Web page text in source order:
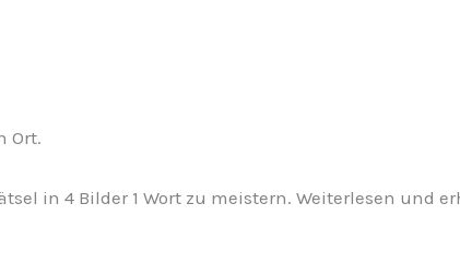
Ort.
in 4 Bilder 1 Wort zu meistern. Weiterlesen und